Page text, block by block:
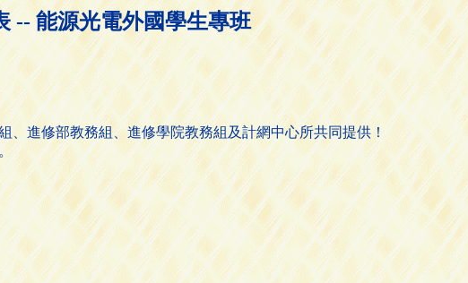
-- 能源光電外國學生專班
、進修部教務組、進修學院教務組及計網中心所共同提供！